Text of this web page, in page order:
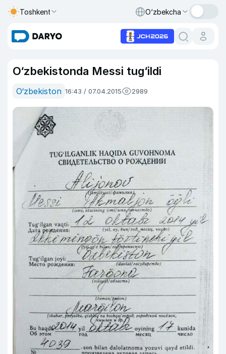
Toshkent O‘zbekcha
O‘zbekistonda Messi tug‘ildi
O‘zbekiston 16:43 / 07.04.2015 2989